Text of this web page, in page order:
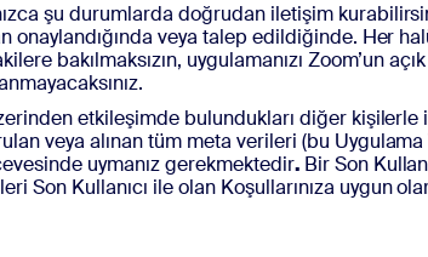
şu durumlarda doğrudan iletişim
onaylandığında veya talep edildiğinde. Her
bakılmaksızın, uygulamanızı Zoom’un
etkileşimde bulundukları diğer
veya alınan tüm meta verileri (bu
uymanız gerekmektedir. Bir Son
Son Kullanıcı ile olan Koşullarınıza uygun